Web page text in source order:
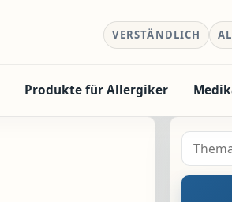
VERSTÄNDLICH
Produkte für Allergiker
Suche